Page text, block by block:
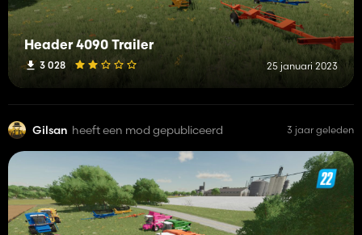
Header 4090 Trailer
3 028 25 januari 2023
Gilsan heeft een mod gepubliceerd 3 jaar geleden